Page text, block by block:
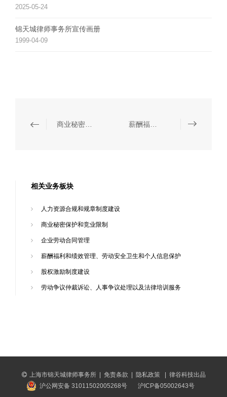
2025-05-24
锦天城律师事务所宣传画册
1999-04-09
相关业务板块
人力资源合规和规章制度建设
商业秘密保护和竞业限制
企业劳动合同管理
薪酬福利和绩效管理、劳动安全卫生和个人信息保护
股权激励制度建设
劳动争议仲裁诉讼、人事争议处理以及法律培训服务
上海市锦天城律师事务所 | 免责条款 | 隐私政策 | 律谷科技出品
沪公网安备 31011502005268号
沪ICP备05002643号